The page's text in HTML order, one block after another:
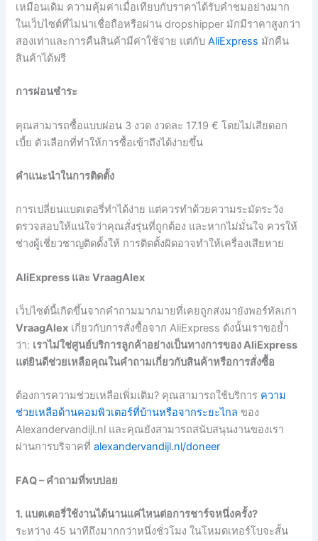
เหมือนเดิม ความคุ้มค่าเมื่อเทียบกับราคาได้รับคำชมอย่างมาก
ในเว็บไซต์ที่ไม่น่าเชื่อถือหรือผ่าน dropshipper มักมีราคาสูงกว่า
สองเท่าและการคืนสินค้ามีค่าใช้จ่าย แต่กับAliExpress มักคืน
สินค้าได้ฟรี
การผ่อนชำระ
คุณสามารถซื้อแบบผ่อน 3 งวด งวดละ 17.19 € โดยไม่เสียดอก
เบี้ย ตัวเลือกที่ทำให้การซื้อเข้าถึงได้ง่ายขึ้น
คำแนะนำในการติดตั้ง
การเปลี่ยนแบตเตอรี่ทำได้ง่าย แต่ควรทำด้วยความระมัดระวัง
ตรวจสอบให้แน่ใจว่าคุณสั่งรุ่นที่ถูกต้อง และหากไม่มั่นใจ ควรให้
ช่างผู้เชี่ยวชาญติดตั้งให้ การติดตั้งผิดอาจทำให้เครื่องเสียหาย
AliExpress และ VraagAlex
เว็บไซต์นี้เกิดขึ้นจากคำถามมากมายที่เคยถูกส่งมายังพอร์ทัลเก่า
VraagAlex เกี่ยวกับการสั่งซื้อจาก AliExpress ดังนั้นเราขอย้ำ
ว่า: เราไม่ใช่ศูนย์บริการลูกค้าอย่างเป็นทางการของ AliExpress
แต่ยินดีช่วยเหลือคุณในคำถามเกี่ยวกับสินค้าหรือการสั่งซื้อ
ต้องการความช่วยเหลือเพิ่มเติม? คุณสามารถใช้บริการ ความ
ช่วยเหลือด้านคอมพิวเตอร์ที่บ้านหรือจากระยะไกล ของ
Alexandervandijl.nl และคุณยังสามารถสนับสนุนงานของเรา
ผ่านการบริจาคที่alexandervandijl.nl/doneer
FAQ – คำถามที่พบบ่อย
1. แบตเตอรี่ใช้งานได้นานแค่ไหนต่อการชาร์จหนึ่งครั้ง?
ระหว่าง 45 นาทีถึงมากกว่าหนึ่งชั่วโมง ในโหมดเทอร์โบจะสั้น